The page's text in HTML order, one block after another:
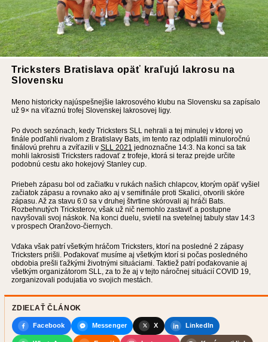
Tricksters Bratislava opäť kraľujú lakrosu na
Slovensku
Meno historicky najúspešnejšie lakrosového klubu na Slovensku sa zapísalo
už 9× na víťaznú trofej Slovenskej lakrosovej ligy.
Po dvoch sezónach, kedy Tricksters SLL nehrali a tej minulej v ktorej vo
finále podľahli rivalom z Bratislavy Bats, im tento raz odplatili minuloročnú
finálovú prehru a zvíťazili v SLL 2021 jednoznačne 14:3. Na konci sa tak
mohli lakrosisti Tricksters radovať z trofeje, ktorá si teraz prejde určite
podobnú cestu ako hokejový Stanley cup.
Priebeh zápasu bol od začiatku v rukách našich chlapcov, ktorým opäť vyšiel
začiatok zápasu a rovnako ako aj v semifinále proti Skalici, otvorili skóre
zápasu. Až za stavu 6:0 sa v druhej štvrtine skórovali aj hráči Bats.
Rozbehnutých Tricksterov, však už nič nemohlo zastaviť a postupne
navyšovali svoj náskok. Na konci duelu, svietil na svetelnej tabuly stav 14:3
v prospech Oranžovo-čiernych.
Vďaka však patrí všetkým hráčom Tricksters, ktorí na posledné 2 zápasy
Tricksters prišli. Poďakovať musíme aj všetkým ktorí si počas posledného
obdobia prešli ťažkými životnými situáciami. Taktiež patrí poďakovanie aj
všetkým organizátorom SLL, za to že aj v tejto náročnej situácií COVID 19,
zorganizovali podujatia vo svojich mestách.
ZDIEĽAŤ ČLÁNOK
Facebook Messenger X LinkedIn